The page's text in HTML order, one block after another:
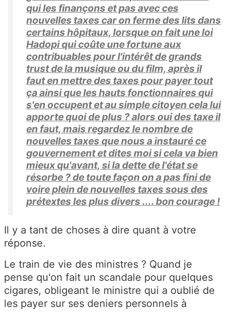
qui les finançons et pas avec ces
nouvelles taxes car on ferme des lits dans
certains hôpitaux, lorsque on fait une loi
Hadopi qui coûte une fortune aux
contribuables pour l'intérêt de grands
trust de la musique ou du film, après il
faut en mettre des taxes pour payer tout
ça ainsi que les hauts fonctionnaires qui
s'en occupent et au simple citoyen cela lui
apporte quoi de plus ? alors oui des taxe il
en faut, mais regardez le nombre de
nouvelles taxes que nous a instauré ce
gouvernement et dites moi si cela va bien
mieux qu'avant, si la dette de l'état se
résorbe ? de toute façon on a pas fini de
voire plein de nouvelles taxes sous des
prétextes les plus divers .... bon courage !
Il y a tant de choses à dire quant à votre
réponse.
Le train de vie des ministres ? Quand je
pense qu'on fait un scandale pour quelques
cigares, obligeant le ministre qui a oublié de
les payer sur ses deniers personnels à